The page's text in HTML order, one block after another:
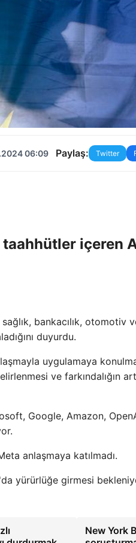
06:09 Paylaş: Twitter
içeren
bankacılık, otomotiv
duyurdu.
uygulamaya
ve farkındalığın
Google, Amazon,
anlaşmaya katılmadı.
yürürlüğe girmesi
New York